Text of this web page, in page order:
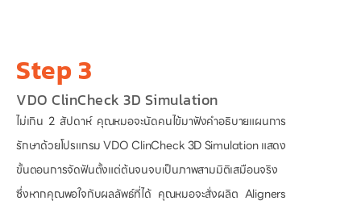
Step 3
VDO ClinCheck 3D Simulation
ไม่เกิน 2 สัปดาห์ คุณหมอจะนัดคนไข้มาฟังคำอธิบายแผนการ
รักษาด้วยโปรแกรม VDO ClinCheck 3D Simulation แสดง
ขั้นตอนการจัดฟันตั้งแต่ต้นจนจบเป็นภาพสามมิติเสมือนจริง
ซึ่งหากคุณพอใจกับผลลัพธ์ที่ได้ คุณหมอจะสั่งผลิต Aligners